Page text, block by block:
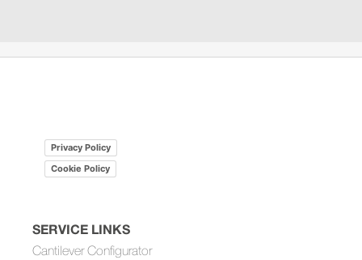
Privacy Policy
Cookie Policy
SERVICE LINKS
Cantilever Configurator